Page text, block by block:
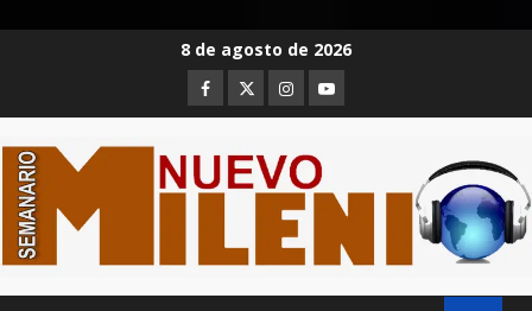
8 de agosto de 2026
Facebook
TwitterInstagram
Youtube